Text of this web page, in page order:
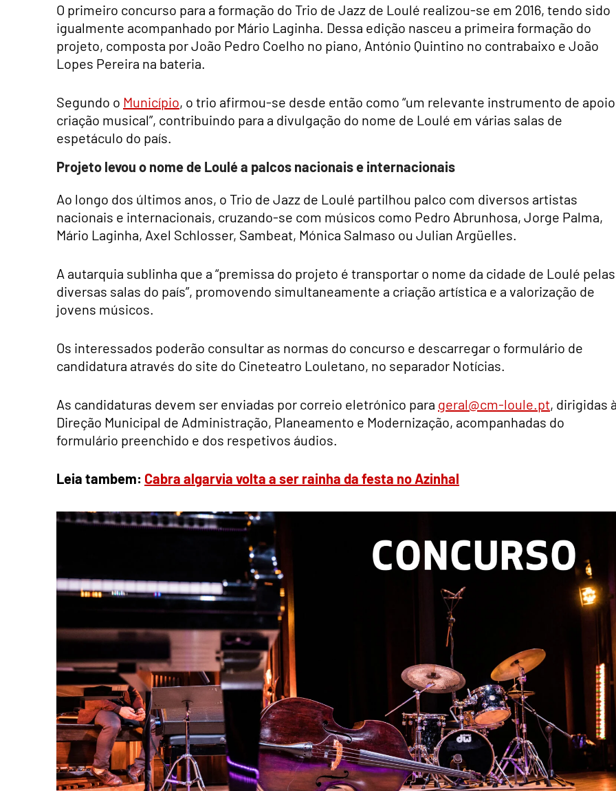
O primeiro concurso para a formação do Trio de Jazz de Loulé realizou-se em 2016, tendo sido
igualmente acompanhado por Mário Laginha. Dessa edição nasceu a primeira formação do
projeto, composta por João Pedro Coelho no piano, António Quintino no contrabaixo e João
Lopes Pereira na bateria.
Segundo o Município, o trio afirmou-se desde então como “um relevante instrumento de
criação musical”, contribuindo para a divulgação do nome de Loulé em várias salas de
espetáculo do país.
Projeto levou o nome de Loulé a palcos nacionais e internacionais
Ao longo dos últimos anos, o Trio de Jazz de Loulé partilhou palco com diversos artistas
nacionais e internacionais, cruzando-se com músicos como Pedro Abrunhosa, Jorge Palma,
Mário Laginha, Axel Schlosser, Sambeat, Mónica Salmaso ou Julian Argüelles.
A autarquia sublinha que a “premissa do projeto é transportar o nome da cidade de Loulé pelas
diversas salas do país”, promovendo simultaneamente a criação artística e a valorização de
jovens músicos.
Os interessados poderão consultar as normas do concurso e descarregar o formulário de
candidatura através do site do Cineteatro Louletano, no separador Notícias.
As candidaturas devem ser enviadas por correio eletrónico para geral@cm-loule.pt, dirigidas
Direção Municipal de Administração, Planeamento e Modernização, acompanhadas do
formulário preenchido e dos respetivos áudios.
Leia tambem: Cabra algarvia volta a ser rainha da festa no Azinhal